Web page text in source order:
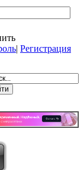
| Регистрация